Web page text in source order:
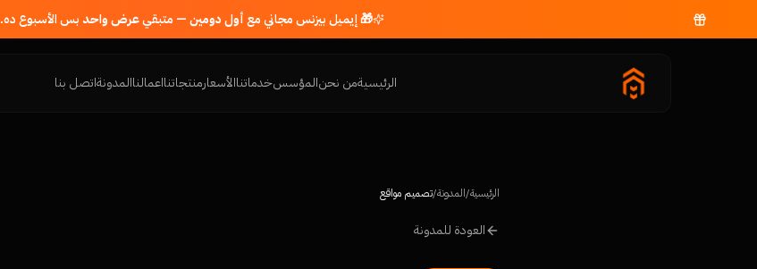
🎁 إيميل بيزنس مجاني معأول دومين— متبقيعرض واحد بس الأسبوع ده.
الرئيسيةمن نحنالمؤسسخدماتناالأسعارمنتجاتنااعمالناالمدونةاتصل بنا
الرئيسية/المدونة/تصميم مواقع
العودة للمدونة